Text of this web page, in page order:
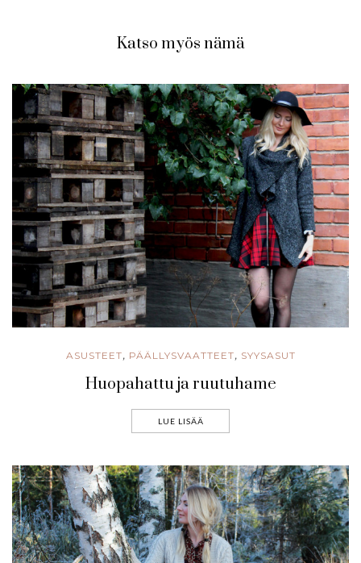
Katso myös nämä
ASUSTEET, PÄÄLLYSVAATTEET, SYYSASUT
Huopahattu ja ruutuhame
LUE LISÄÄ